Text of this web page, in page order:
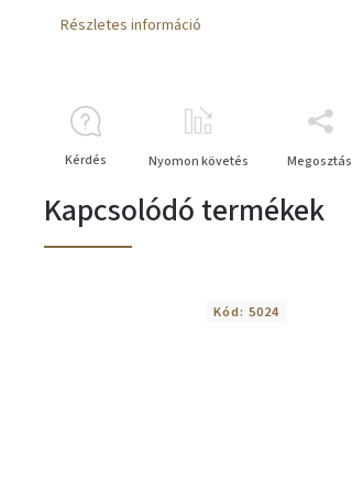
Részletes információ
Kérdés Nyomon követés Megosztás
Kapcsolódó termékek
Kód: 5024